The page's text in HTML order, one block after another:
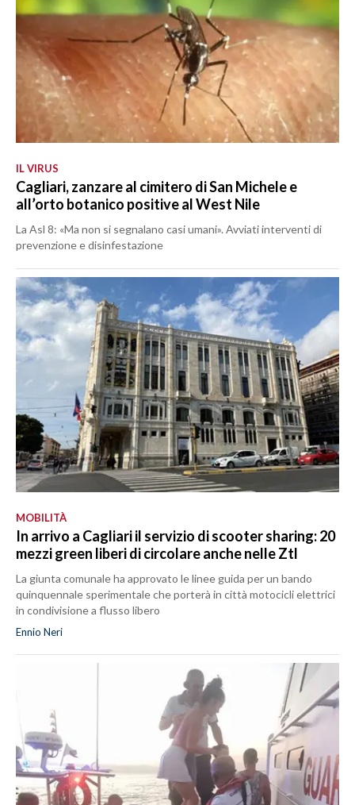
IL VIRUS
Cagliari, zanzare al cimitero di San Michele e
all’orto botanico positive al West Nile
La Asl 8: «Ma non si segnalano casi umani». Avviati interventi di
prevenzione e disinfestazione
MOBILITÀ
In arrivo a Cagliari il servizio di scooter sharing: 20
mezzi green liberi di circolare anche nelle Ztl
La giunta comunale ha approvato le linee guida per un bando
quinquennale sperimentale che porterà in città motocicli elettrici
in condivisione a flusso libero
Ennio Neri